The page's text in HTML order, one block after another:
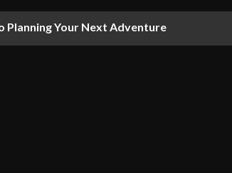
Planning Your Next Adventure